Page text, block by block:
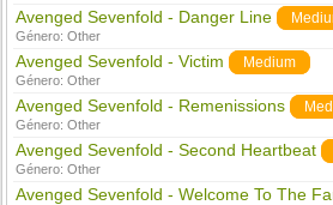
Avenged Sevenfold - Danger Line
Género:Other
Avenged Sevenfold - Victim Medium
Género:Other
Avenged Sevenfold - Remenissions
Género:Other
Avenged Sevenfold - Second Heartbeat
Género:Other
Avenged Sevenfold - Welcome To The